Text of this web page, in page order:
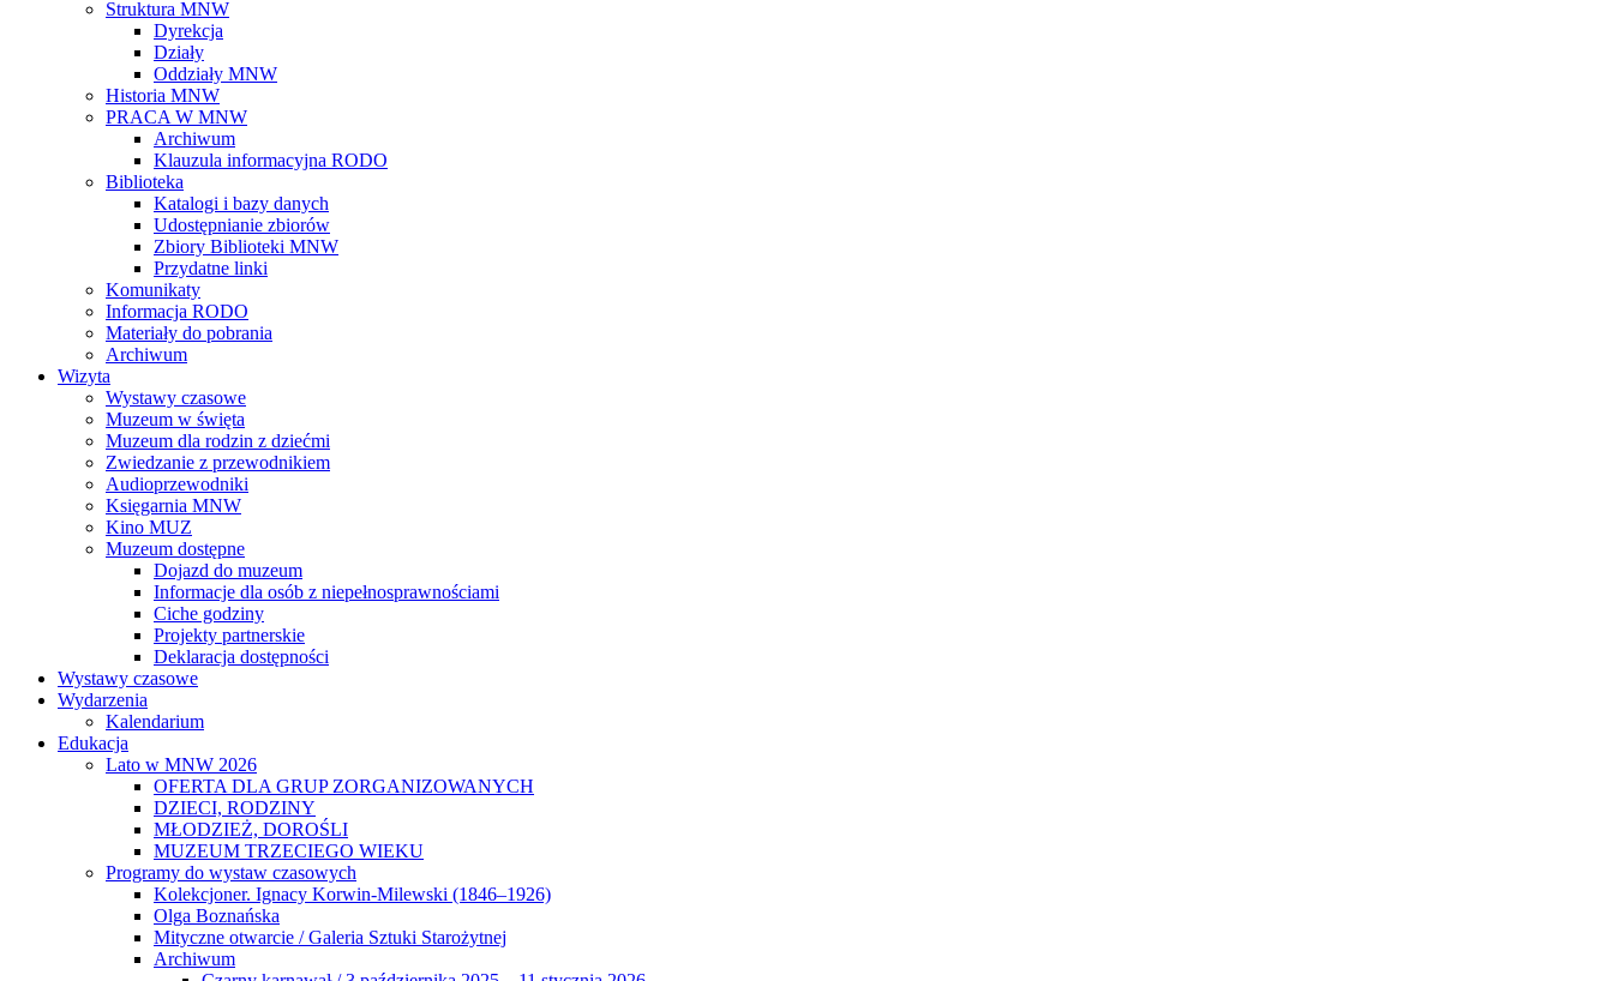
Struktura MNW
Dyrekcja
Działy
Oddziały MNW
Historia MNW
PRACA W MNW
Archiwum
Klauzula informacyjna RODO
Biblioteka
Katalogi i bazy danych
Udostępnianie zbiorów
Zbiory Biblioteki MNW
Przydatne linki
Komunikaty
Informacja RODO
Materiały do pobrania
Archiwum
Wizyta
Wystawy czasowe
Muzeum w święta
Muzeum dla rodzin z dziećmi
Zwiedzanie z przewodnikiem
Audioprzewodniki
Księgarnia MNW
Kino MUZ
Muzeum dostępne
Dojazd do muzeum
Informacje dla osób z niepełnosprawnościami
Ciche godziny
Projekty partnerskie
Deklaracja dostępności
Wystawy czasowe
Wydarzenia
Kalendarium
Edukacja
Lato w MNW 2026
OFERTA DLA GRUP ZORGANIZOWANYCH
DZIECI, RODZINY
MŁODZIEŻ, DOROŚLI
MUZEUM TRZECIEGO WIEKU
Programy do wystaw czasowych
Kolekcjoner. Ignacy Korwin-Milewski (1846–1926)
Olga Boznańska
Mityczne otwarcie / Galeria Sztuki Starożytnej
Archiwum